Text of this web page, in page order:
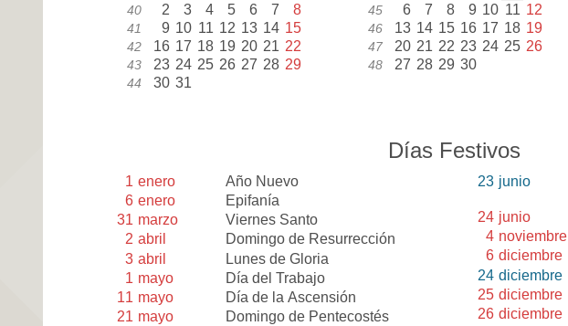
40 2 3 4 5 6 7 8
41 9 10 11 12 13 14 15
42 16 17 18 19 20 21 22
43 23 24 25 26 27 28 29
44 30 31
45 6 7 8 9 10 11 12
46 13 14 15 16 17 18 19
47 20 21 22 23 24 25 26
48 27 28 29 30
Días Festivos
1 enero
Año Nuevo
6 enero
Epifanía
31 marzo
Viernes Santo
2 abril
Domingo de Resurrección
3 abril
Lunes de Gloria
1 mayo
Día del Trabajo
11 mayo
Día de la Ascensión
21 mayo Domingo de Pentecostés
23 junio
24 junio
4 noviembre
6 diciembre
24 diciembre
25 diciembre
26 diciembre